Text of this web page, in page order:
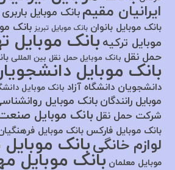
ایرانیان مقیم بانک موبایل
بانک موبایل بانوان بانک موبایل تبریز بانک
موبایل ترکیه بانک موبایل
حمل نقل بانک موبایل حمل نقل بین المللی
بانک موبایل
دانشجویان دانشگاه آزاد بانک موبایل
موبایل رانندگان بانک موبایل
شرکت حمل نقل بانک موبایل
بانک موبایل فارکس بانک موبایل
لوازم خانگیبانک
موبایل معلمان بانک موبایل